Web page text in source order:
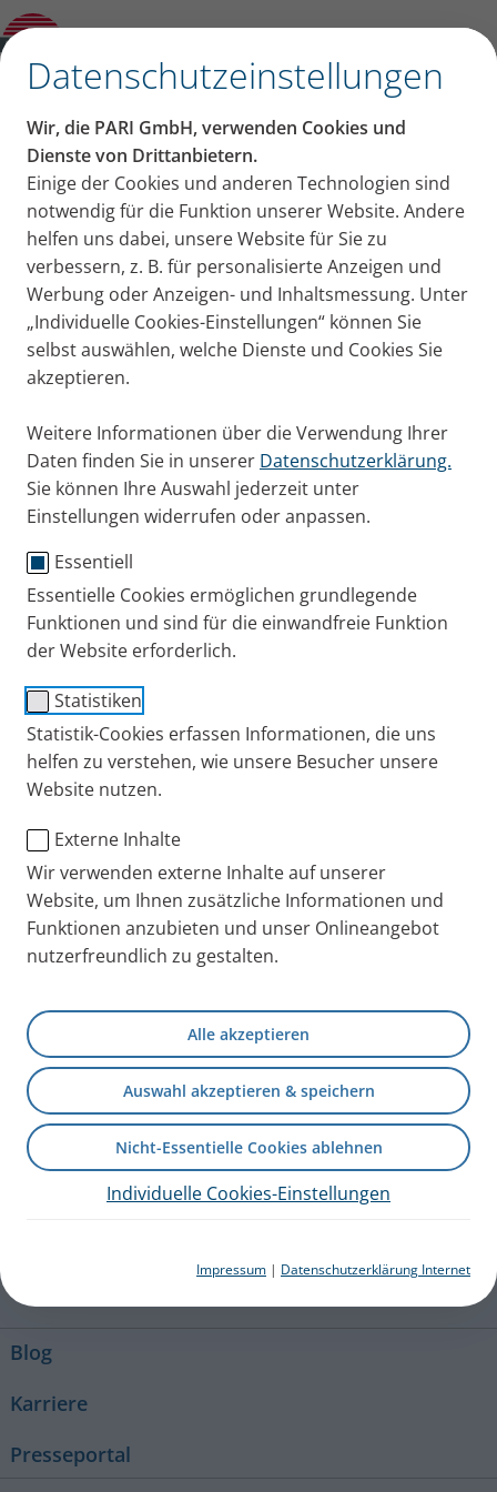
Datenschutzeinstellungen
Wir, die PARI GmbH, verwenden Cookies und
Dienste von Drittanbietern.
Einige der Cookies und anderen Technologien sind
notwendig für die Funktion unserer Website. Andere
helfen uns dabei, unsere Website für Sie zu
verbessern, z. B. für personalisierte Anzeigen und
Werbung oder Anzeigen- und Inhaltsmessung. Unter
„Individuelle Cookies-Einstellungen“ können Sie
selbst auswählen, welche Dienste und Cookies Sie
akzeptieren.
Weitere Informationen über die Verwendung Ihrer
Daten finden Sie in unserer Datenschutzerklärung.
Sie können Ihre Auswahl jederzeit unter
Einstellungen widerrufen oder anpassen.
Essentiell
Essentielle Cookies ermöglichen grundlegende
Funktionen und sind für die einwandfreie Funktion
der Website erforderlich.
Statistiken
Statistik-Cookies erfassen Informationen, die uns
helfen zu verstehen, wie unsere Besucher unsere
Website nutzen.
Externe Inhalte
Wir verwenden externe Inhalte auf unserer
Website, um Ihnen zusätzliche Informationen und
Funktionen anzubieten und unser Onlineangebot
nutzerfreundlich zu gestalten.
Alle akzeptieren
Auswahl akzeptieren & speichern
Nicht-Essentielle Cookies ablehnen
Individuelle Cookies-Einstellungen
Impressum | Datenschutzerklärung Internet
Produktberater
PARI BABY Maske Größe 2
mit BABY Winkel
Für Babys und Kinder von ca. 1
bis 3 Jahre
Weiche Silikonmaske zur Inhalationstherapie bei
Atemwegserkrankungen. Der BABY Winkel
ermöglicht die Inhalationstherapie im Sitzen oder
Liegen. Die Maske kann mit den PARI
Düsenverneblern kombiniert werden.
PARI BABY Maske Größe 0-3
Gebrauchsanweisung – 041D2100-B 2024-06-03
441 KB
Bestell-Nr.: 041G0902
PZN: 19136535
PARI DE
Produkte Ersatzteile und Zubehör
Blog
Karriere
Presseportal